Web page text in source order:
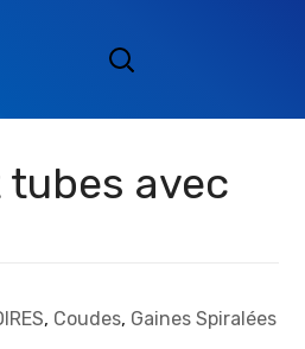
tubes avec
, Coudes, Gaines Spiralées